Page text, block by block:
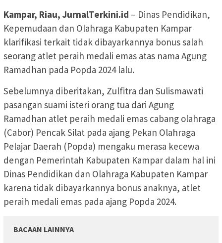
Kampar, Riau, JurnalTerkini.id – Dinas Pendidikan,
Kepemudaan dan Olahraga Kabupaten Kampar
klarifikasi terkait tidak dibayarkannya bonus salah
seorang atlet peraih medali emas atas nama Agung
Ramadhan pada Popda 2024 lalu.
Sebelumnya diberitakan, Zulfitra dan Sulismawati
pasangan suami isteri orang tua dari Agung
Ramadhan atlet peraih medali emas cabang olahraga
(Cabor) Pencak Silat pada ajang Pekan Olahraga
Pelajar Daerah (Popda) mengaku merasa kecewa
dengan Pemerintah Kabupaten Kampar dalam hal ini
Dinas Pendidikan dan Olahraga Kabupaten Kampar
karena tidak dibayarkannya bonus anaknya, atlet
peraih medali emas pada ajang Popda 2024.
BACAAN LAINNYA